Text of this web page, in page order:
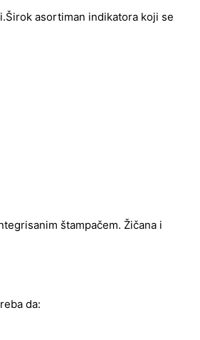
asortiman indikatora koji se
štampačem. Žičana i
da: